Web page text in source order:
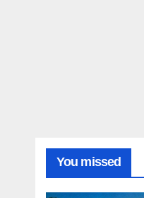
You missed